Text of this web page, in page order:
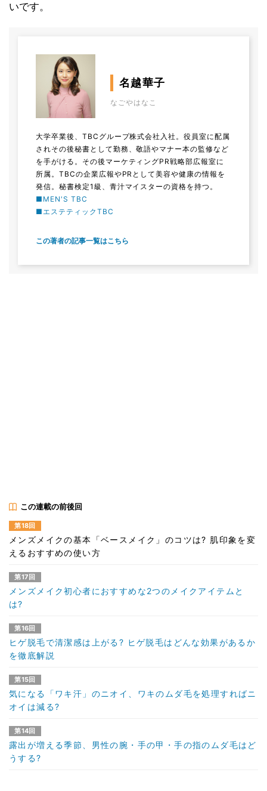
いです。
名越華子
なごやはなこ
大学卒業後、TBCグループ株式会社入社。役員室に配属
されその後秘書として勤務、敬語やマナー本の監修など
を手がける。その後マーケティングPR戦略部広報室に
所属。TBCの企業広報やPRとして美容や健康の情報を
発信。秘書検定1級、青汁マイスターの資格を持つ。
■MEN'S TBC
■エステティックTBC
この著者の記事一覧はこちら
この連載の前後回
第18回
メンズメイクの基本「ベースメイク」のコツは? 肌印象を変
えるおすすめの使い方
第17回
メンズメイク初心者におすすめな2つのメイクアイテムと
は?
第16回
ヒゲ脱毛で清潔感は上がる? ヒゲ脱毛はどんな効果があるか
を徹底解説
第15回
気になる「ワキ汗」のニオイ、ワキのムダ毛を処理すればニ
オイは減る?
第14回
露出が増える季節、男性の腕・手の甲・手の指のムダ毛はど
うする?